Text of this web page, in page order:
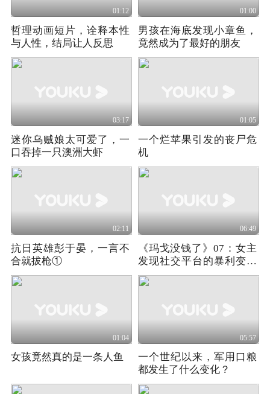
01:12
哲理动画短片，诠释本性
与人性，结局让人反思
01:00
男孩在海底发现小章鱼，
竟然成为了最好的朋友
03:17
迷你乌贼娘太可爱了，一
口吞掉一只澳洲大虾
01:05
一个烂苹果引发的丧尸危
机
02:11
抗日英雄彭于晏，一言不
合就拔枪①
06:49
《玛戈没钱了》07：女主
发现社交平台的暴利变现
商机
01:04
女孩竟然真的是一条人鱼
05:57
一个世纪以来，军用口粮
都发生了什么变化？